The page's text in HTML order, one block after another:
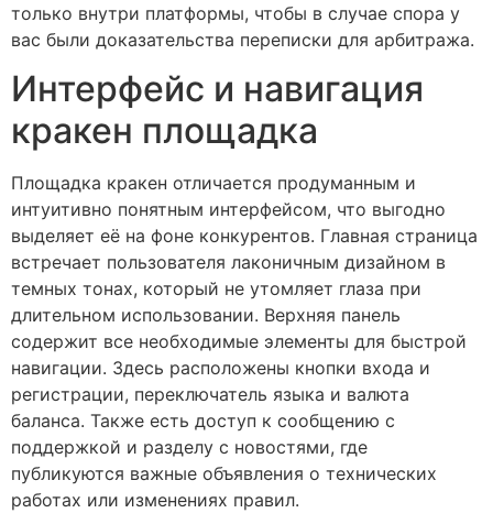
только внутри платформы, чтобы в случае спора у
вас были доказательства переписки для арбитража.
Интерфейс и навигация
кракен площадка
Площадка кракен отличается продуманным и
интуитивно понятным интерфейсом, что выгодно
выделяет её на фоне конкурентов. Главная страница
встречает пользователя лаконичным дизайном в
темных тонах, который не утомляет глаза при
длительном использовании. Верхняя панель
содержит все необходимые элементы для быстрой
навигации. Здесь расположены кнопки входа и
регистрации, переключатель языка и валюта
баланса. Также есть доступ к сообщению с
поддержкой и разделу с новостями, где
публикуются важные объявления о технических
работах или изменениях правил.